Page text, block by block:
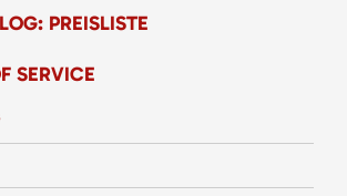
PREISLISTE
SERVICE